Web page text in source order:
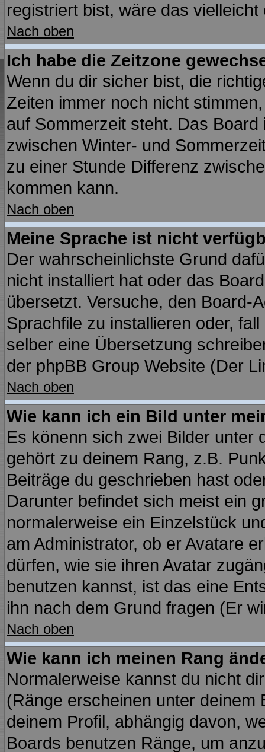
registriert bist, wäre das
Nach oben
Ich habe die Zeitzone
Wenn du dir sicher bist, die
Zeiten immer noch nicht
auf Sommerzeit steht. Das
zwischen Winter- und
zu einer Stunde Differenz
kommen kann.
Nach oben
Meine Sprache ist nicht
Der wahrscheinlichste Grund
nicht installiert hat oder das
übersetzt. Versuche, den Board-
Sprachfile zu installieren oder,
selber eine Übersetzung
der phpBB Group Website (Der
Nach oben
Wie kann ich ein Bild unter
Es könenn sich zwei Bilder unter
gehört zu deinem Rang, z.B.
Beiträge du geschrieben hast
Darunter befindet sich meist ein
normalerweise ein Einzelstück
am Administrator, ob er Avatare
dürfen, wie sie ihren Avatar
benutzen kannst, ist das eine
ihn nach dem Grund fragen (Er
Nach oben
Wie kann ich meinen Rang
Normalerweise kannst du nicht
(Ränge erscheinen unter deinem
deinem Profil, abhängig davon,
Boards benutzen Ränge, um